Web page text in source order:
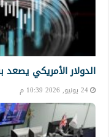
الدولار الأمريكي يصعد
24 يونيو, 2026 10:39 م